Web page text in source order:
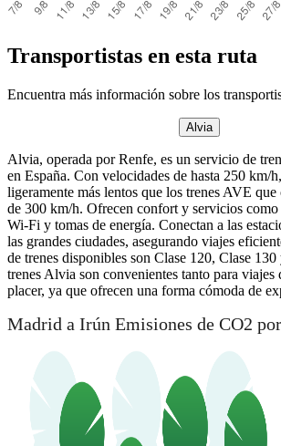
Transportistas en esta ruta
Encuentra más información sobre los
Alvia
Alvia, operada por Renfe, es un servicio de
en España. Con velocidades de hasta 250 km/
ligeramente más lentos que los trenes AVE
de 300 km/h. Ofrecen confort y servicios
Wi-Fi y tomas de energía. Conectan a las
las grandes ciudades, asegurando viajes
de trenes disponibles son Clase 120, Clase
trenes Alvia son convenientes tanto para viajes
placer, ya que ofrecen una forma cómoda de
Madrid a Irún Emisiones de CO2